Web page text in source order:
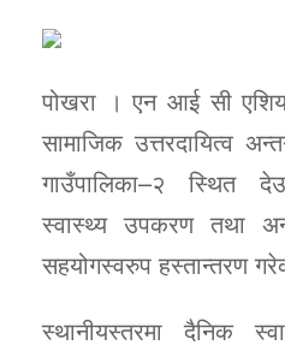
पोखरा । एन आई सी
सामाजिक उत्तरदायित्व
गाउँपालिका–२ स्थित
स्वास्थ्य उपकरण तथा
सहयोगस्वरुप हस्तान्तरण
स्थानीयस्तरमा दैनिक